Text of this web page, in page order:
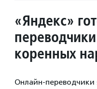
«Яндекс»
коренных
Онлайн-переводчики